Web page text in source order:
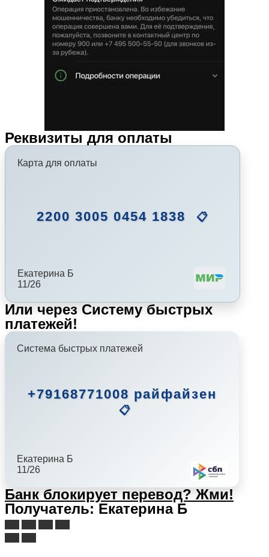
Реквизиты для оплаты
Карта для оплаты
2200 3005 0454 1838 📋
Екатерина Б
11/26
Или через Систему быстрых
платежей!
Система быстрых платежей
+79168771008 райфайзен
📋
Екатерина Б
11/26
Банк блокирует перевод? Жми!
Получатель: Екатерина Б